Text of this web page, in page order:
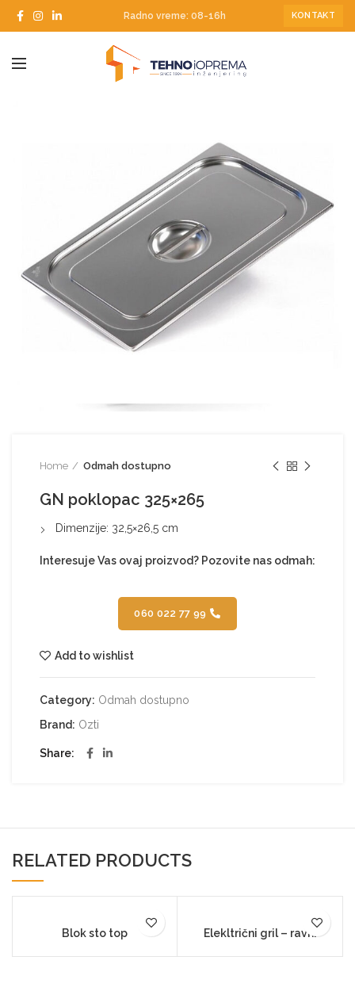
Radno vreme: 08-16h KONTAKT
Home Odmah dostupno
GN poklopac 325×265
Dimenzije: 32,5×26,5 cm
Interesuje Vas ovaj proizvod? Pozovite nas odmah:
060 022 77 99
Add to wishlist
Category: Odmah dostupno
Brand: Ozti
Share
RELATED PRODUCTS
Blok sto top Elekltrični gril – ravni